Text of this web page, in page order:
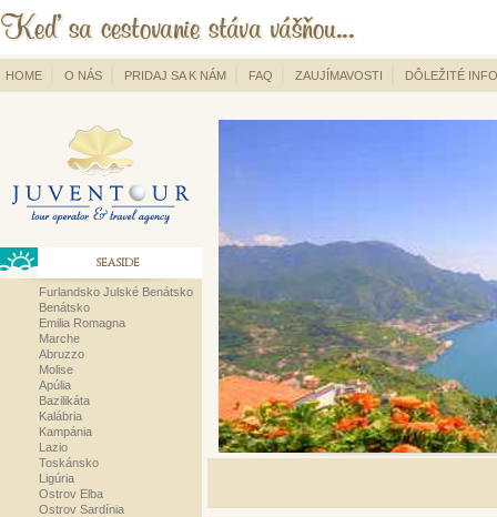
HOME O NÁS PRIDAJ SA K NÁM FAQ ZAUJÍMAVOSTI DÔLEŽITÉ
SEASIDE
Furlandsko Julské Benátsko
Benátsko
Emilia Romagna
Marche
Abruzzo
Molise
Apúlia
Bazilikáta
Kalábria
Kampánia
Lazio
Toskánsko
Ligúria
Ostrov Elba
Ostrov Sardínia